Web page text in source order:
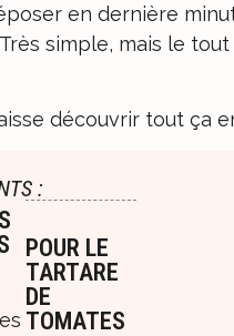
en dernière
simple, mais le
découvrir tout ça
:
POUR LE
TARTARE
DE
TOMATES